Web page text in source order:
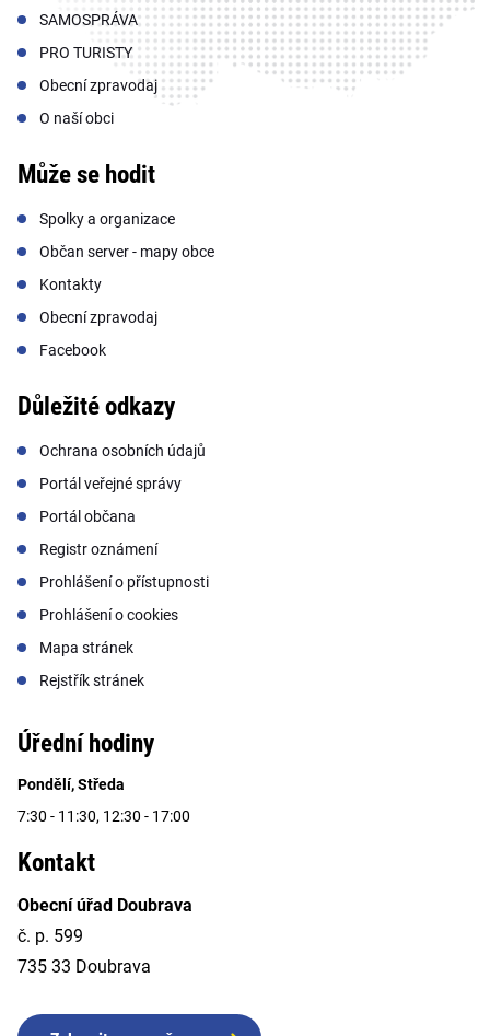
SAMOSPRÁVA
PRO TURISTY
Obecní zpravodaj
O naší obci
Může se hodit
Spolky a organizace
Občan server - mapy obce
Kontakty
Obecní zpravodaj
Facebook
Důležité odkazy
Ochrana osobních údajů
Portál veřejné správy
Portál občana
Registr oznámení
Prohlášení o přístupnosti
Prohlášení o cookies
Mapa stránek
Rejstřík stránek
Úřední hodiny
Pondělí, Středa
7:30 - 11:30, 12:30 - 17:00
Kontakt
Obecní úřad Doubrava
č. p. 599
735 33 Doubrava